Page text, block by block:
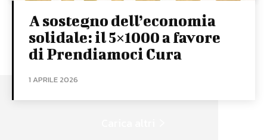
A sostegno dell’economia
solidale: il 5×1000 a favore
di Prendiamoci Cura
1 APRILE 2026